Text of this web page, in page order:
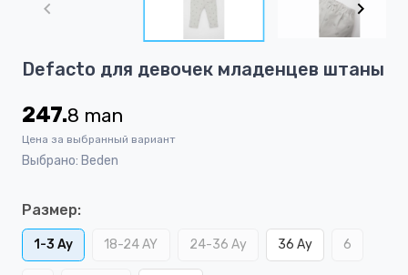
1
4
Defacto для девочек младенцев штаны
247.8 man
Цена за выбранный вариант
Выбрано: Beden
Размер:
1-3 Ay 18-24 AY 24-36 Ay 36 Ay 6